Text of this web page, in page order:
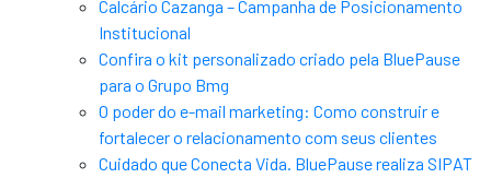
Calcário Cazanga – Campanha de Posicionamento
Institucional
Confira o kit personalizado criado pela BluePause
para o Grupo Bmg
O poder do e-mail marketing: Como construir e
fortalecer o relacionamento com seus clientes
Cuidado que Conecta Vida. BluePause realiza SIPAT